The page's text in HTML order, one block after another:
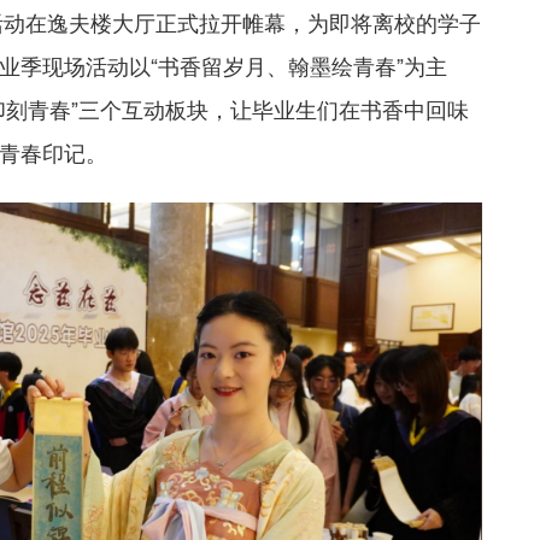
在逸夫楼大厅正式拉开帷幕，为即将离校的学子
季现场活动以“书香留岁月、翰墨绘青春”为主
青春”三个互动板块，让毕业生们在书香中回味
春印记。